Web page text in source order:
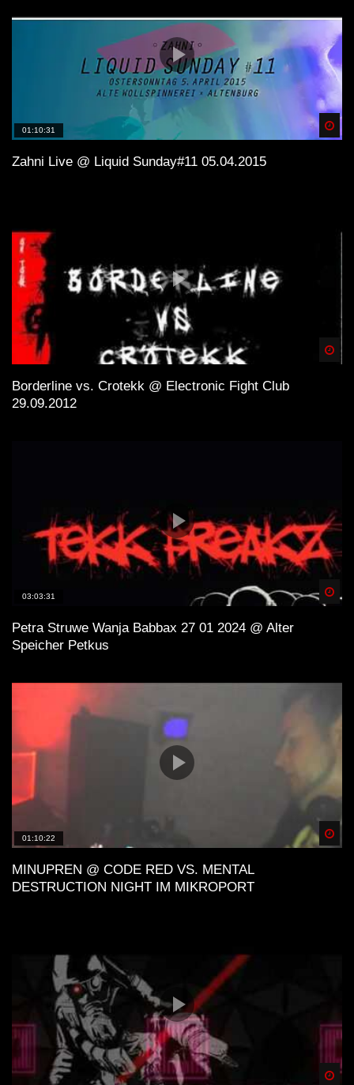
GEFÜHLSTEKK SET PART 4 |
MOSHTEKK | HETZER | RETEID |
SPARKY | JACK HENRY | VIRUZZ |
2021 [HRDTKK]
01:10:31
Zahni Live @ Liquid Sunday#11 05.04.2015
Borderline vs. Crotekk @ Electronic Fight Club
29.09.2012
03:03:31
Petra Struwe Wanja Babbax 27 01 2024 @ Alter
Speicher Petkus
01:10:22
MINUPREN @ CODE RED VS. MENTAL
DESTRUCTION NIGHT IM MIKROPORT